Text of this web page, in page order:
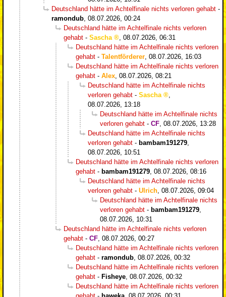
Deutschland hätte im Achtelfinale nichts verloren gehabt -
ramondub 08.07.2026, 00:24
Deutschland hätte im Achtelfinale nichts verloren
gehabt - Sascha
08.07.2026, 06:31
Deutschland hätte im Achtelfinale nichts verloren
gehabt - Talentförderer 08.07.2026, 16:03
Deutschland hätte im Achtelfinale nichts verloren
gehabt - Alex 08.07.2026, 08:21
Deutschland hätte im Achtelfinale nichts
verloren gehabt - Sascha
08.07.2026, 13:18
Deutschland hätte im Achtelfinale nichts
verloren gehabt - CF 08.07.2026, 13:28
Deutschland hätte im Achtelfinale nichts
verloren gehabt - bambam191279
08.07.2026, 10:51
Deutschland hätte im Achtelfinale nichts verloren
gehabt - bambam191279 08.07.2026, 08:16
Deutschland hätte im Achtelfinale nichts
verloren gehabt - Ulrich 08.07.2026, 09:04
Deutschland hätte im Achtelfinale nichts
verloren gehabt - bambam191279
08.07.2026, 10:31
Deutschland hätte im Achtelfinale nichts verloren
gehabt - CF 08.07.2026, 00:27
Deutschland hätte im Achtelfinale nichts verloren
gehabt - ramondub 08.07.2026, 00:32
Deutschland hätte im Achtelfinale nichts verloren
gehabt - Fisheye 08.07.2026, 00:32
Deutschland hätte im Achtelfinale nichts verloren